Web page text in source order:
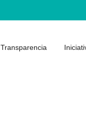
Transparencia